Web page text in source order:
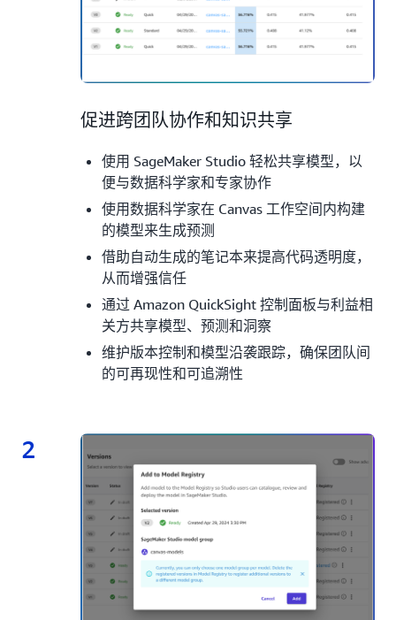
1.
促进跨团队协作和知识共享
使用 SageMaker Studio 轻松共享模型，以
便与数据科学家和专家协作
使用数据科学家在 Canvas 工作空间内构建
的模型来生成预测
借助自动生成的笔记本来提高代码透明度，
从而增强信任
通过 Amazon QuickSight 控制面板与利益相
关方共享模型、预测和洞察
维护版本控制和模型沿袭跟踪，确保团队间
的可再现性和可追溯性
2